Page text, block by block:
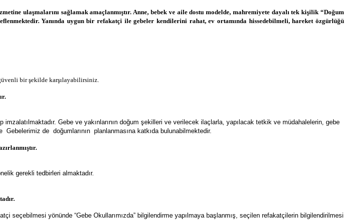
ulaşmalarını sağlamak amaçlanmıştır. Anne, bebek ve aile dostu modelde, mahremiyete dayalı tek kişilik “Doğum
Yanında uygun bir refakatçi ile gebeler kendilerini rahat, ev ortamında hissedebilmeli, hareket özgürlüğü
bir şekilde karşılayabilirsiniz.
Gebe ve yakınlarının doğum şekilleri ve verilecek ilaçlarla, yapılacak tetkik ve müdahalelerin, gebe
de doğumlarının planlanmasına katkıda bulunabilmektedir.
gerekli tedbirleri almaktadır.
seçebilmesi yönünde “Gebe Okullarımızda” bilgilendirme yapılmaya başlanmış, seçilen refakatçilerin bilgilendirilmesi